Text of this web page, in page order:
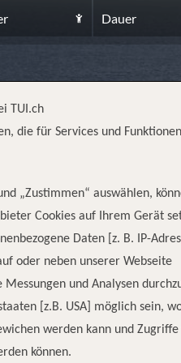
Dauer
FRANCE
Abfahrt
31.01.2026
TUI.ch
die für Services und
„Zustimmen“ auswählen,
Cookies auf Ihrem Gerät
Daten [z. B. IP-
oder neben unserer Webseite
und Analysen
[z.B. USA] möglich sein,
werden kann und Zugriffe
können.